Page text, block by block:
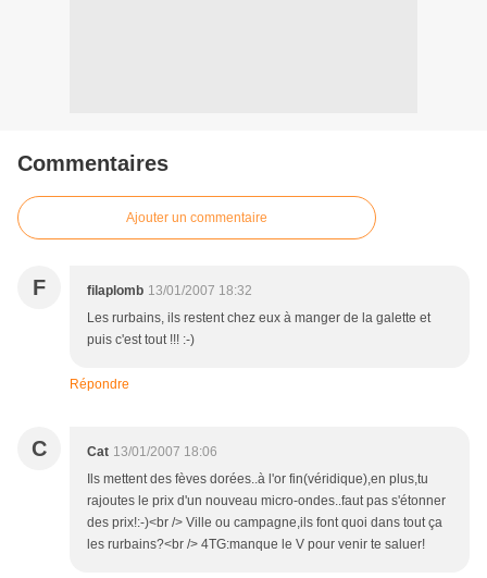
Commentaires
Ajouter un commentaire
F filaplomb 13/01/2007 18:32
Les rurbains, ils restent chez eux à manger de la galette et
puis c'est tout !!! :-)
Répondre
C Cat 13/01/2007 18:06
Ils mettent des fèves dorées..à l'or fin(véridique),en plus,tu
rajoutes le prix d'un nouveau micro-ondes..faut pas s'étonner
des prix!:-)<br /> Ville ou campagne,ils font quoi dans tout ça
les rurbains?<br /> 4TG:manque le V pour venir te saluer!